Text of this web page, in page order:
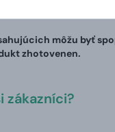
na mieru,
môžu byť
zhotovenen.
zákazníci?